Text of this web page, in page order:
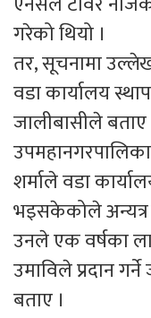
गरेको थियो ।
तर, सूचनामा
वडा कार्यालय
जालीबासीले बताए
शर्माले वडा
भइसकेकोले अन्यत्र
उनले एक वर्षका
उमाविले प्रदान
बताए ।